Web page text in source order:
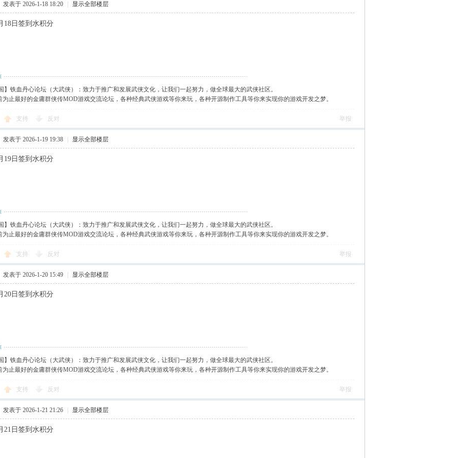
发表于 2026-1-18 18:20 显示全部楼层
18日签到水积分
】铁血丹心论坛（大武侠）：致力于推广和发展武侠文化，让我们一起努力，做全球最大的武侠社区。
为止最好的金庸群侠传MOD游戏交流论坛，各种经典武侠游戏等你来玩，各种开源制作工具等你来实现你的游戏开发之梦。
支持 反对 举报
发表于 2026-1-19 19:38 显示全部楼层
19日签到水积分
】铁血丹心论坛（大武侠）：致力于推广和发展武侠文化，让我们一起努力，做全球最大的武侠社区。
为止最好的金庸群侠传MOD游戏交流论坛，各种经典武侠游戏等你来玩，各种开源制作工具等你来实现你的游戏开发之梦。
支持 反对 举报
发表于 2026-1-20 15:49 显示全部楼层
20日签到水积分
】铁血丹心论坛（大武侠）：致力于推广和发展武侠文化，让我们一起努力，做全球最大的武侠社区。
为止最好的金庸群侠传MOD游戏交流论坛，各种经典武侠游戏等你来玩，各种开源制作工具等你来实现你的游戏开发之梦。
支持 反对 举报
发表于 2026-1-21 21:26 显示全部楼层
21日签到水积分